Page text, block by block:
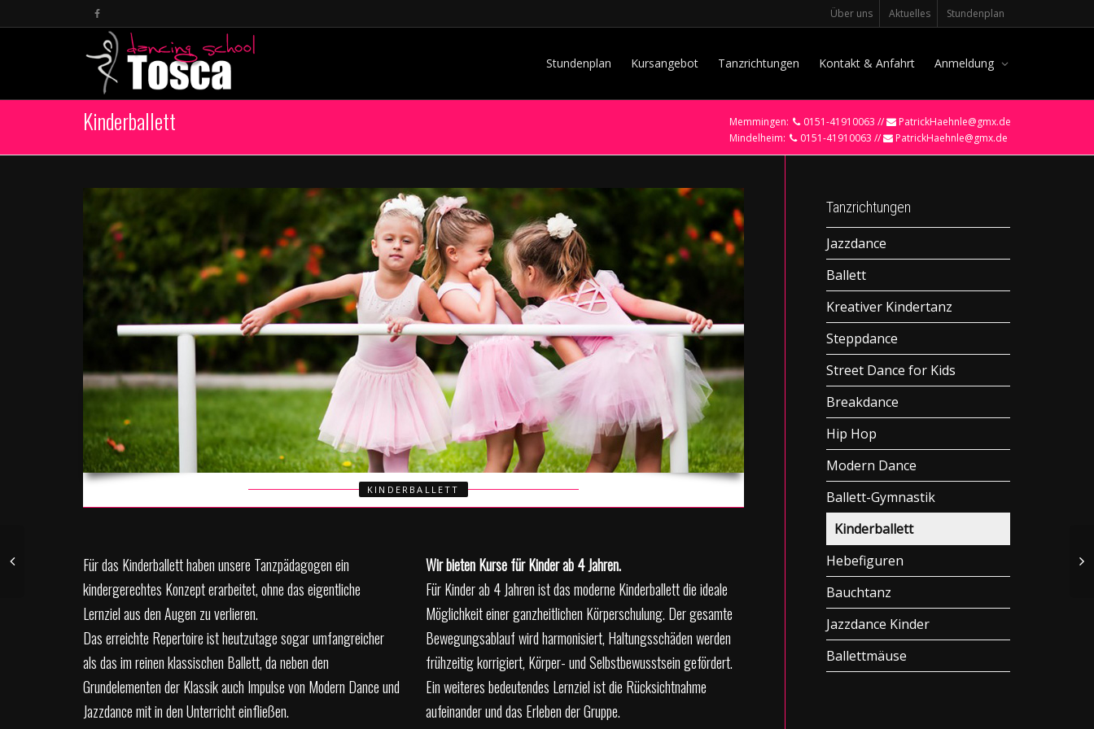
Über uns Aktuelles Stundenplan
Stundenplan Kursangebot Tanzrichtungen Kontakt & Anfahrt Anmeldung
Kinderballett Memmingen: 0151-41910063 //
PatrickHaehnle@gmx.de
Mindelheim:
0151-41910063 // PatrickHaehnle@gmx.de
KINDERBALLETT
Für das Kinderballett haben unsere Tanzpädagogen ein
kindergerechtes Konzept erarbeitet, ohne das eigentliche
Lernziel aus den Augen zu verlieren.
Das erreichte Repertoire ist heutzutage sogar umfangreicher
als das im reinen klassischen Ballett, da neben den
Grundelementen der Klassik auch Impulse von Modern Dance und
Jazzdance mit in den Unterricht einfließen.
Wir bieten Kurse für Kinder ab 4 Jahren.
Für Kinder ab 4 Jahren ist das moderne Kinderballett die ideale
Möglichkeit einer ganzheitlichen Körperschulung. Der gesamte
Bewegungsablauf wird harmonisiert, Haltungsschäden werden
frühzeitig korrigiert, Körper- und Selbstbewusstsein gefördert.
Ein weiteres bedeutendes Lernziel ist die Rücksichtnahme
aufeinander und das Erleben der Gruppe.
Tanzrichtungen
Jazzdance
Ballett
Kreativer Kindertanz
Steppdance
Street Dance for Kids
Breakdance
Hip Hop
Modern Dance
Ballett-Gymnastik
Kinderballett
Hebefiguren
Bauchtanz
Jazzdance Kinder
Ballettmäuse